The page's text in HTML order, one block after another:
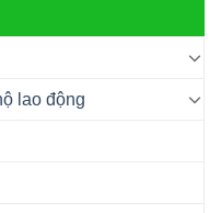
lao động